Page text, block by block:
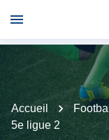
Accueil Football
5e ligue 2